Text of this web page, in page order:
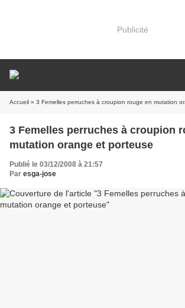
Publicité
Accueil » 3 Femelles perruches à croupion rouge en mutation
3 Femelles perruches à croupion
mutation orange et porteuse
Publié le 03/12/2008 à 21:57
Par esga-jose